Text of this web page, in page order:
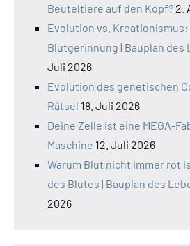
Beuteltiere auf den Kopf? 2.
Evolution vs. Kreationismus:
Blutgerinnung | Bauplan des
Juli 2026
Evolution des genetischen
Rätsel 18. Juli 2026
Deine Zelle ist eine MEGA-
Maschine 12. Juli 2026
Warum Blut nicht immer rot
des Blutes | Bauplan des
2026